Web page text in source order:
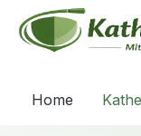
Hauptinhalt
Zur Suche springen
Zur
Home